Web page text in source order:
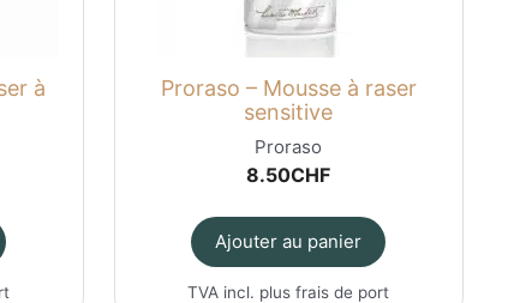
à
Proraso – Mousse à raser
sensitive
Proraso
8.50CHF
Ajouter au panier
TVA incl. plusfrais de port